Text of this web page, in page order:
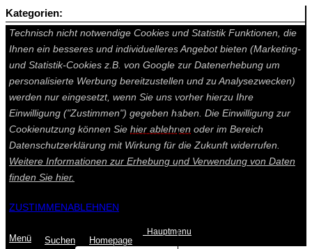
Auf dieser Seite werden technisch notwendige Cookies gesetzt.
Technisch nicht notwendige Cookies und Statistik Funktionen, die
Ihnen ein besseres und individuelleres Angebot bieten (Marketing-
und Statistik-Cookies z.B. von Google zur Datenerhebung um
personalisierte Werbung bereitzustellen und zu Analysezwecken)
werden nur eingesetzt, wenn Sie uns vorher hierzu Ihre
Einwilligung ("Zustimmen") gegeben haben. Die Einwilligung zur
Cookienutzung können Sie hier ablehnen oder im Bereich
Datenschutzerklärung mit Wirkung für die Zukunft widerrufen.
Weitere Informationen zur Erhebung und Verwendung von Daten
finden Sie hier.
ZUSTIMMENABLEHNEN
Menü Suchen Homepage
Hauptmenu
Kategorien: